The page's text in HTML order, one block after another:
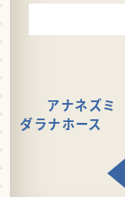
アナネズミ
ダラナホース